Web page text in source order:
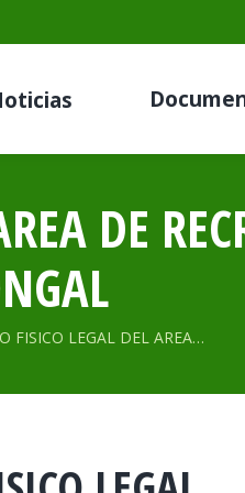
DE
FISICO LEGAL DEL AREA…